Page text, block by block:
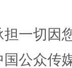
一切因
公众传